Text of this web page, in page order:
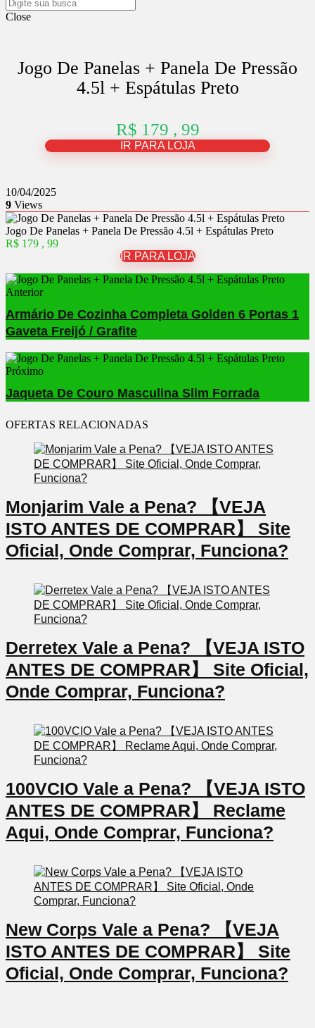
Close
Jogo De Panelas + Panela De Pressão
4.5l + Espátulas Preto
R$ 179 , 99
IR PARA LOJA
10/04/2025
9 Views
Jogo De Panelas + Panela De Pressão 4.5l + Espátulas Preto
R$ 179 , 99
IR PARA LOJA
Anterior
Armário De Cozinha Completa Golden 6 Portas 1
Gaveta Freijó / Grafite
Próximo
Jaqueta De Couro Masculina Slim Forrada
OFERTAS RELACIONADAS
Monjarim Vale a Pena? 【VEJA
ISTO ANTES DE COMPRAR】 Site
Oficial, Onde Comprar, Funciona?
Derretex Vale a Pena? 【VEJA ISTO
ANTES DE COMPRAR】 Site Oficial,
Onde Comprar, Funciona?
100VCIO Vale a Pena? 【VEJA ISTO
ANTES DE COMPRAR】 Reclame
Aqui, Onde Comprar, Funciona?
New Corps Vale a Pena? 【VEJA
ISTO ANTES DE COMPRAR】 Site
Oficial, Onde Comprar, Funciona?